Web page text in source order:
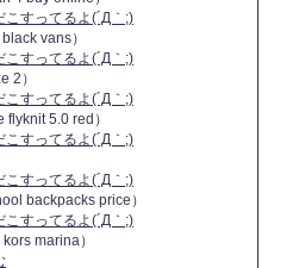
こすってるよ(´Д｀;)
vans）
こすってるよ(´Д｀;)
2）
こすってるよ(´Д｀;)
flyknit 5.0 red）
こすってるよ(´Д｀;)
こすってるよ(´Д｀;)
backpacks price）
こすってるよ(´Д｀;)
kors marina）